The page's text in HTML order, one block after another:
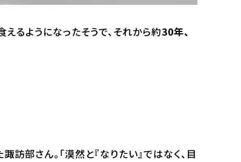
るようになったそうで、それから約30年、
訪部さん。「漠然と『なりたい』ではなく、目